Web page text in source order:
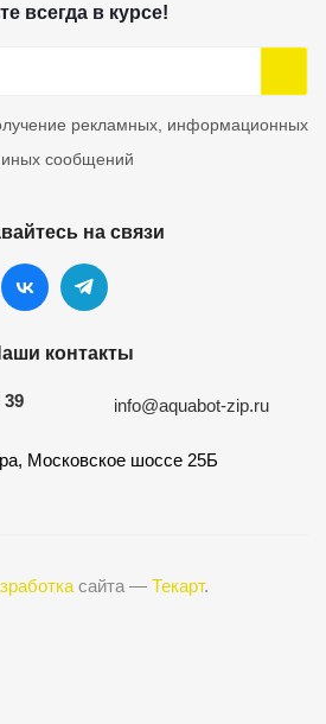
всегда в курсе!
рекламных, информационных
сообщений
на связи
контакты
39 info@aquabot-zip.ru
Московское шоссе 25Б
сайта — Текарт.